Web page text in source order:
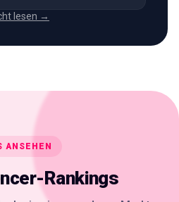
lesen →
ANSEHEN
Rankings